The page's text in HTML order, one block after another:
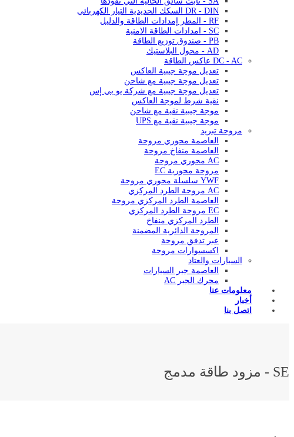
DR - DIN السكك الحديدية التيار الكهربائي
RF - المطر إمدادات الطاقة والدليل
SC - امدادات الطاقة الامنية
PB - صندوق توزيع الطاقة
AD - محول البلاستيك
DC - AC عاكس الطاقة
تعديل موجة جيبية العاكس
تعديل موجة جيبية مع شاحن
تعديل موجة جيبية مع شركة يو بي إس
نقية شرط لموجة العاكس
موجة جيبية نقية مع شاحن
موجة جيبية نقية مع UPS
مروحة تبريد
العاصمة محوري مروحة
العاصمة منفاخ مروحة
AC محوري مروحة
مروحة محورية EC
YWF سلسلة محوري مروحة
AC مروحة الطرد المركزي
العاصمة الطرد المركزي مروحة
EC مروحة الطرد المركزي
الطرد المركزي منفاخ
المروحة الدائرية المضمنة
عبر تدفق مروحة
اكسسوارات مروحة
السيارات والعتاد
العاصمة جير السيارات
محرك الجير AC
معلومات عنا
أخبار
اتصل بنا
SE - مزود طاقة مدمج